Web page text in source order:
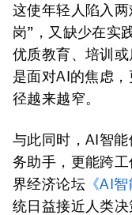
这使年轻人陷入
岗”，又缺少在实
优质教育、培训
是面对AI的焦虑
径越来越窄。
与此同时，AI智
务助手，更能跨
界经济论坛 《AI智
统日益接近人类决